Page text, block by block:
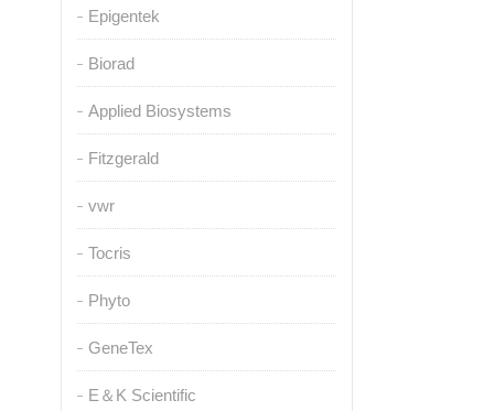
Epigentek
Biorad
Applied Biosystems
Fitzgerald
vwr
Tocris
Phyto
GeneTex
E＆K Scientific